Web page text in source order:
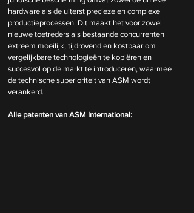
hardware als de uiterst precieze en complexe
productieprocessen. Dit maakt het voor zowel
nieuwe toetreders als bestaande concurrenten
extreem moeilijk, tijdrovend en kostbaar om
vergelijkbare technologieën te kopiëren en
succesvol op de markt te introduceren, waarmee
de technische superioriteit van ASM wordt
verankerd.
Alle patenten van ASM International: